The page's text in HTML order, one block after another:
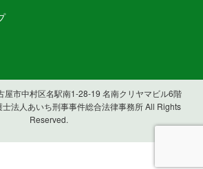
屋市中村区名駅南1-28-19 名南クリヤマビル6階
法人あいち刑事事件総合法律事務所 All Rights
Reserved.